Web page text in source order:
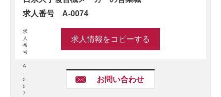
求
人
番
号
A
-
0
0
7
求人番号 A-0074
求人情報をコピーする
お問い合わせ